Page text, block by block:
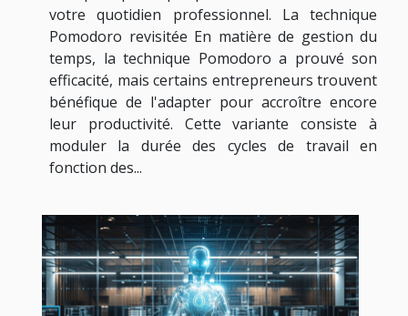
votre quotidien professionnel. La technique
Pomodoro revisitée En matière de gestion du
temps, la technique Pomodoro a prouvé son
efficacité, mais certains entrepreneurs trouvent
bénéfique de l'adapter pour accroître encore
leur productivité. Cette variante consiste à
moduler la durée des cycles de travail en
fonction des...